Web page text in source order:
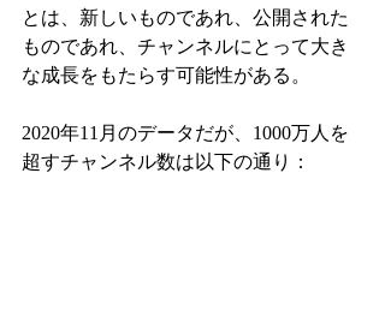
とは、新しいものであれ、公開された
ものであれ、チャンネルにとって大き
な成長をもたらす可能性がある。
2020年11月のデータだが、1000万人を
超すチャンネル数は以下の通り：